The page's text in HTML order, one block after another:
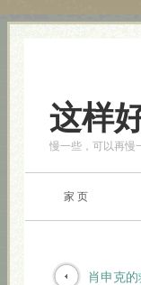
这样
慢一些，可以再慢
家 页
肖申克的